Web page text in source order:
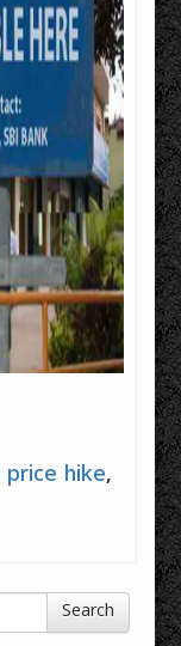
hike,
Search